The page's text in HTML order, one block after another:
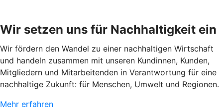
Wir setzen uns für Nachhaltigkeit ein
Wir fördern den Wandel zu einer nachhaltigen Wirtschaft
und handeln zusammen mit unseren Kundinnen, Kunden,
Mitgliedern und Mitarbeitenden in Verantwortung für eine
nachhaltige Zukunft: für Menschen, Umwelt und Regionen.
Mehr erfahren